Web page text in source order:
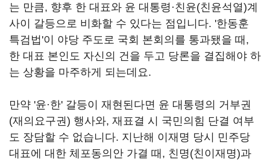
는 만큼, 향후 한 대표와 윤 대통령·친윤(친윤석열)계
사이 갈등으로 비화할 수 있다는 점입니다. '한동훈
특검법'이 야당 주도로 국회 본회의를 통과됐을 때,
한 대표 본인도 자신의 건을 두고 당론을 결집해야 하
는 상황을 마주하게 되는데요.
만약 '윤·한' 갈등이 재현된다면 윤 대통령의 거부권
(재의요구권) 행사와, 재표결 시 국민의힘 단결 여부
도 장담할 수 없습니다. 지난해 이재명 당시 민주당
대표에 대한 체포동의안 가결 때, 친명(친이재명)과